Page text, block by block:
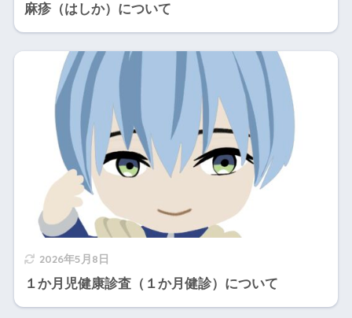
麻疹（はしか）について
2026年5月8日
１か月児健康診査（１か月健診）について